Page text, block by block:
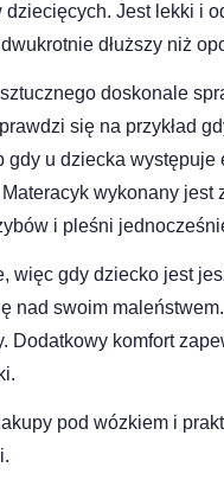
Jest lekki i
dłuższy niż
doskonale
się na przykład
gdy u dziecka
wykonany
i pleśni
więc gdy dziecko jest
nad swoim
Dodatkowy komfort
pod wózkiem i